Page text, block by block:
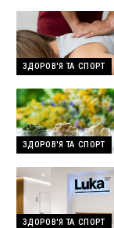
ЗДОРОВ'Я ТА СПОРТ
ЗДОРОВ'Я ТА СПОРТ
ЗДОРОВ'Я ТА СПОРТ